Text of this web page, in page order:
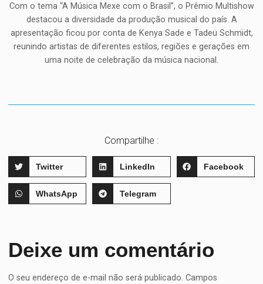
Com o tema “A Música Mexe com o Brasil”, o Prêmio Multishow
destacou a diversidade da produção musical do país. A
apresentação ficou por conta de Kenya Sade e Tadeu Schmidt,
reunindo artistas de diferentes estilos, regiões e gerações em
uma noite de celebração da música nacional.
Compartilhe :
Twitter LinkedIn Facebook
WhatsApp Telegram
Deixe um comentário
O seu endereço de e-mail não será publicado. Campos